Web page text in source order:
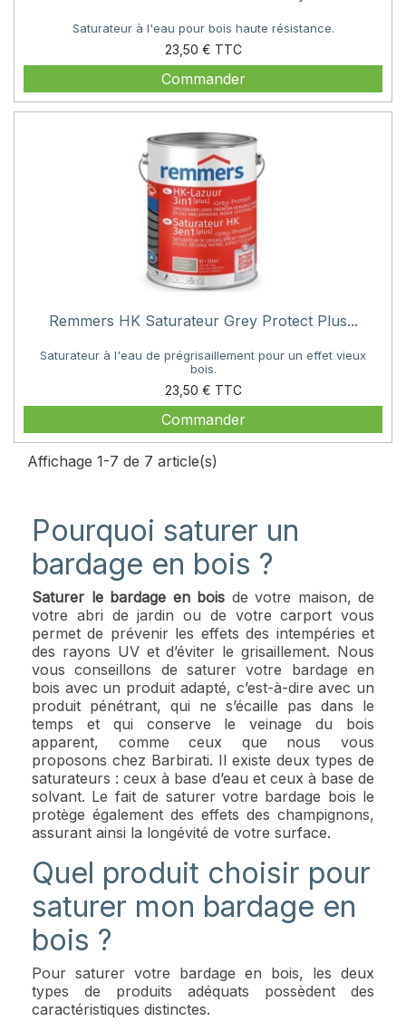
Saturateur à l'eau pour bois haute résistance.
23,50 €
Prix
Commander
Remmers HK Saturateur Grey Protect Plus...
Saturateur à l'eau de prégrisaillement pour un effet vieux
bois.
23,50 €
Prix
Commander
Affichage 1-7 de 7 article(s)
Pourquoi saturer un
bardage en bois ?
Saturer le bardage en bois de votre maison, de
votre abri de jardin ou de votre carport vous
permet de prévenir les effets des intempéries et
des rayons UV et d’éviter le grisaillement. Nous
vous conseillons de saturer votre bardage en
bois avec un produit adapté, c’est-à-dire avec un
produit pénétrant, qui ne s’écaille pas dans le
temps et qui conserve le veinage du bois
apparent, comme ceux que nous vous
proposons chez Barbirati. Il existe deux types de
saturateurs : ceux à base d’eau et ceux à base de
solvant. Le fait de saturer votre bardage bois le
protège également des effets des champignons,
assurant ainsi la longévité de votre surface.
Quel produit choisir pour
saturer mon bardage en
bois ?
Pour saturer votre bardage en bois, les deux
types de produits adéquats possèdent des
caractéristiques distinctes.